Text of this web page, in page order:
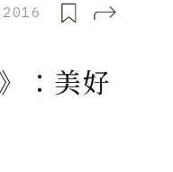
：美好